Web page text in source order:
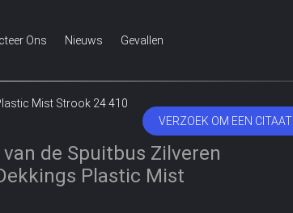
Ons Nieuws Gevallen
VERZOEK OM EEN CITAAT
Mist Strook 24 410
de Spuitbus Zilveren
Plastic Mist